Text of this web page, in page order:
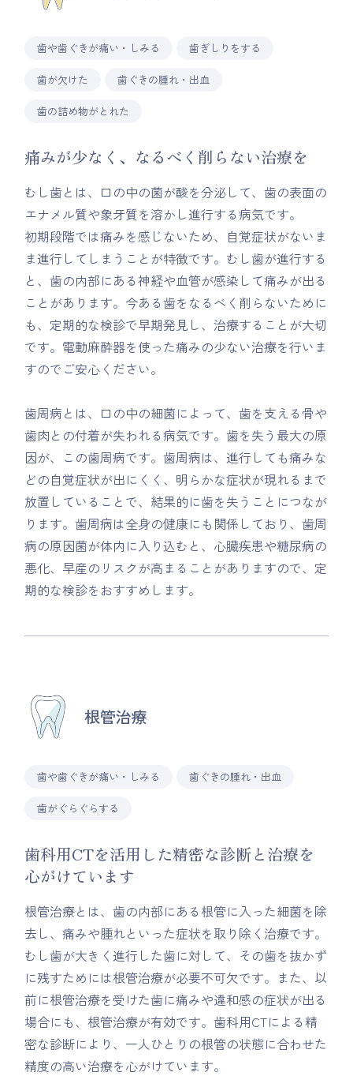
歯や歯ぐきが痛い・しみる 歯ぎしりをする
歯が欠けた 歯ぐきの腫れ・出血
歯の詰め物がとれた
痛みが少なく、なるべく削らない治療を
むし歯とは、口の中の菌が酸を分泌して、歯の表面の
エナメル質や象牙質を溶かし進行する病気です。
初期段階では痛みを感じないため、自覚症状がないま
ま進行してしまうことが特徴です。むし歯が進行する
と、歯の内部にある神経や血管が感染して痛みが出る
ことがあります。今ある歯をなるべく削らないために
も、定期的な検診で早期発見し、治療することが大切
です。電動麻酔器を使った痛みの少ない治療を行いま
すのでご安心ください。
歯周病とは、口の中の細菌によって、歯を支える骨や
歯肉との付着が失われる病気です。歯を失う最大の原
因が、この歯周病です。歯周病は、進行しても痛みな
どの自覚症状が出にくく、明らかな症状が現れるまで
放置していることで、結果的に歯を失うことにつなが
ります。歯周病は全身の健康にも関係しており、歯周
病の原因菌が体内に入り込むと、心臓疾患や糖尿病の
悪化、早産のリスクが高まることがありますので、定
期的な検診をおすすめします。
根管治療
歯や歯ぐきが痛い・しみる 歯ぐきの腫れ・出血
歯がぐらぐらする
歯科用CTを活用した精密な診断と治療を
心がけています
根管治療とは、歯の内部にある根管に入った細菌を除
去し、痛みや腫れといった症状を取り除く治療です。
むし歯が大きく進行した歯に対して、その歯を抜かず
に残すためには根管治療が必要不可欠です。また、以
前に根管治療を受けた歯に痛みや違和感の症状が出る
場合にも、根管治療が有効です。歯科用CTによる精
密な診断により、一人ひとりの根管の状態に合わせた
精度の高い治療を心がけています。